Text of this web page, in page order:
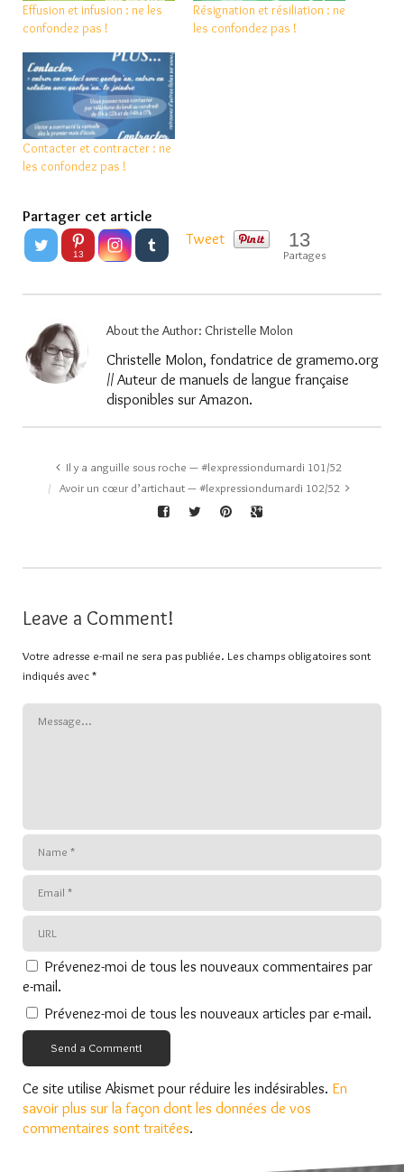
Effusion et infusion : ne les
confondez pas !
Résignation et résiliation : ne
les confondez pas !
Contacter et contracter : ne
les confondez pas !
Partager cet article
13
Tweet 13
Partages
About the Author: Christelle Molon
Christelle Molon, fondatrice de gramemo.org
// Auteur de manuels de langue française
disponibles sur Amazon.
Il y a anguille sous roche — #lexpressiondumardi 101/52
Avoir un cœur d’artichaut — #lexpressiondumardi 102/52
Leave a Comment!
Votre adresse e-mail ne sera pas publiée. Les champs obligatoires sont
indiqués avec*
Prévenez-moi de tous les nouveaux commentaires par
e-mail.
Prévenez-moi de tous les nouveaux articles par e-mail.
Send a Comment!
Ce site utilise Akismet pour réduire les indésirables. En
savoir plus sur la façon dont les données de vos
commentaires sont traitées.